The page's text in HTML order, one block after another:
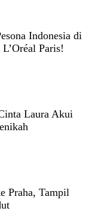
Indonesia di
Paris!
Laura Akui
Praha, Tampil